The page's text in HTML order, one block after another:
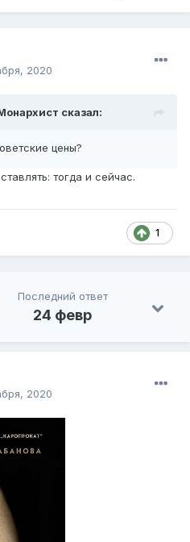
2020
сказал:
цены?
тогда и сейчас.
1
Последний ответ
24 февр
2020